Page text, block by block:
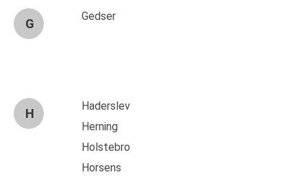
G
Gedser
H
Haderslev
Herning
Holstebro
Horsens